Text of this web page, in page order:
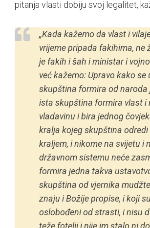
pitanja vlasti dobiju svoj legalitet,
„Kada kažemo da vlast i
vrijeme pripada fakihima, ne
je fakih i šah i ministar i
već kažemo: Upravo kako
skupština formira od naroda
ista skupština formira vlast i
vladavinu i bira jednog
kralja kojeg skupština
kraljem, i nikome na svijetu i
državnom sistemu neće
formira jedna takva
skupština od vjernika
znaju i Božije propise, i koji
oslobođeni od strasti, i nisu
teže fotelji i nije im stalo ni